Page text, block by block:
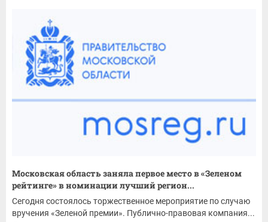
Московская область заняла первое место в «Зеленом
рейтинге» в номинации лучший регион...
Сегодня состоялось торжественное мероприятие по случаю
вручения «Зеленой премии». Публично-правовая компания...